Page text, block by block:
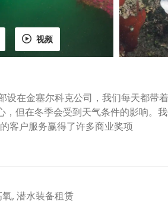
视频
在金塞尔科克公司，我们每天都带
，但在冬季会受到天气条件的影响。
客户服务赢得了许多商业奖项
, 潜水装备租赁